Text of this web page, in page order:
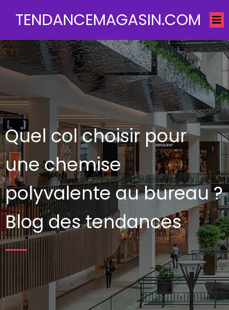
TENDANCEMAGASIN.COM
Quel col choisir pour
une chemise
polyvalente au bureau ?
Blog des tendances